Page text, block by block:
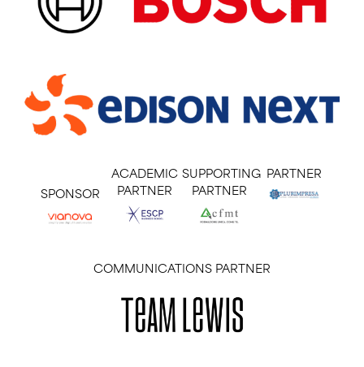
SPONSOR
ACADEMIC
PARTNER
SUPPORTING
PARTNER
PARTNER
COMMUNICATIONS PARTNER